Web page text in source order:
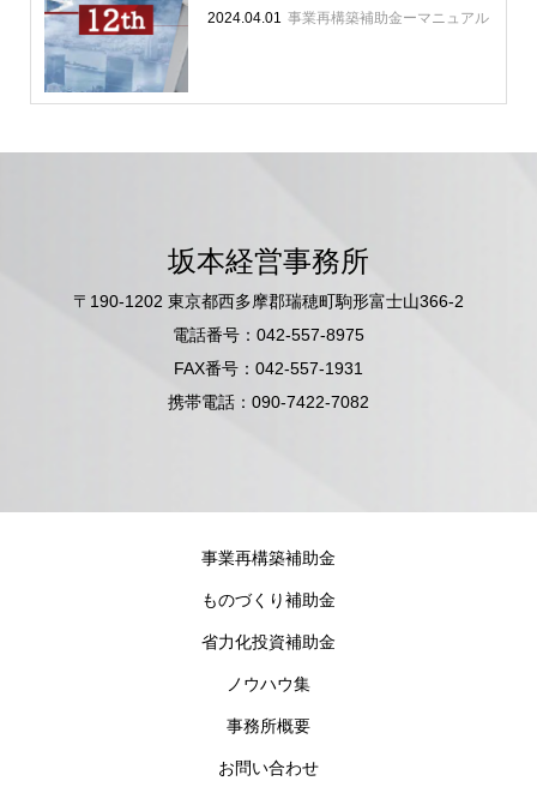
2024.04.01 事業再構築補助金ーマニュアル
坂本経営事務所
〒190-1202 東京都西多摩郡瑞穂町駒形富士山366-2
電話番号：042-557-8975
FAX番号：042-557-1931
携帯電話：090-7422-7082
事業再構築補助金
ものづくり補助金
省力化投資補助金
ノウハウ集
事務所概要
お問い合わせ